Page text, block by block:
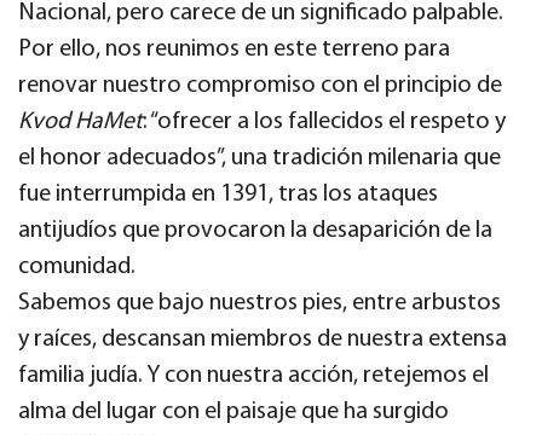
Nacional, pero carece de un significado palpable.
Por ello, nos reunimos en este terreno para
renovar nuestro compromiso con el principio de
Kvod HaMet: “ofrecer a los fallecidos el respeto y
el honor adecuados”, una tradición milenaria que
fue interrumpida en 1391, tras los ataques
antijudíos que provocaron la desaparición de la
comunidad.
Sabemos que bajo nuestros pies, entre arbustos
y raíces, descansan miembros de nuestra extensa
familia judía. Y con nuestra acción, retejemos el
alma del lugar con el paisaje que ha surgido